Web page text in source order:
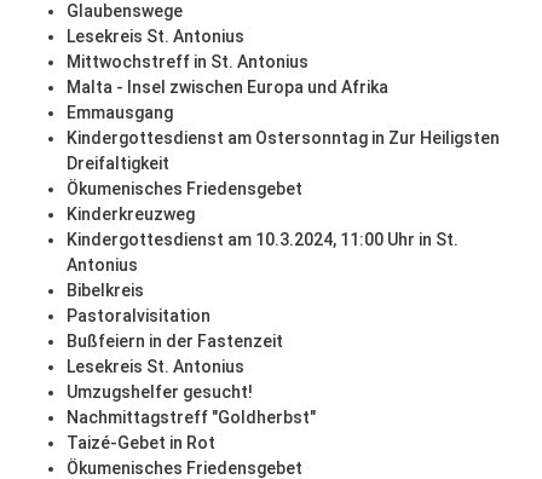
Glaubenswege
Lesekreis St. Antonius
Mittwochstreff in St. Antonius
Malta - Insel zwischen Europa und Afrika
Emmausgang
Kindergottesdienst am Ostersonntag in Zur Heiligsten
Dreifaltigkeit
Ökumenisches Friedensgebet
Kinderkreuzweg
Kindergottesdienst am 10.3.2024, 11:00 Uhr in St.
Antonius
Bibelkreis
Pastoralvisitation
Bußfeiern in der Fastenzeit
Lesekreis St. Antonius
Umzugshelfer gesucht!
Nachmittagstreff "Goldherbst"
Taizé-Gebet in Rot
Ökumenisches Friedensgebet